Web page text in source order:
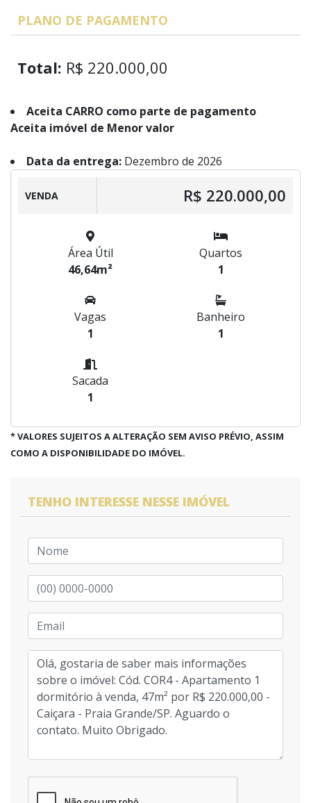
PLANO DE PAGAMENTO
Total: R$ 220.000,00
Aceita CARRO como parte de pagamento
Aceita imóvel de Menor valor
Data da entrega: Dezembro de 2026
VENDA R$ 220.000,00
Área Útil
46,64m²
Quartos
1
Vagas
1
Banheiro
1
Sacada
1
* VALORES SUJEITOS A ALTERAÇÃO SEM AVISO PRÉVIO, ASSIM
COMO A DISPONIBILIDADE DO IMÓVEL.
TENHO INTERESSE NESSE IMÓVEL